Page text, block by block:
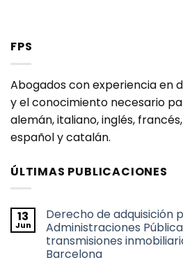
FPS
Abogados con experiencia en
y el conocimiento necesario
alemán, italiano, inglés,
español y catalán.
ÚLTIMAS PUBLICACIONES
13
Jun
Derecho de adquisición
Administraciones
transmisiones
Barcelona